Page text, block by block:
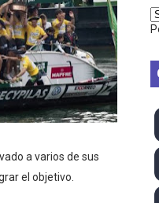
Corbin en SummerSlam
Charlie Aldridge y Sina
Alemania y Gran
invencibles, ya
nuevo TNA
a varios de sus
el objetivo.